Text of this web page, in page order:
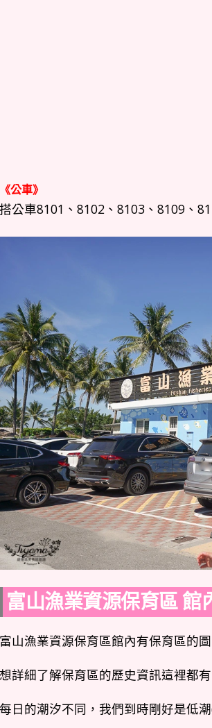
《公車》
搭公車8101、8102、8103、8109、
富山漁業資源保育區 館
富山漁業資源保育區館內有保育區的
想詳細了解保育區的歷史資訊這裡都有
每日的潮汐不同，我們到時剛好是低